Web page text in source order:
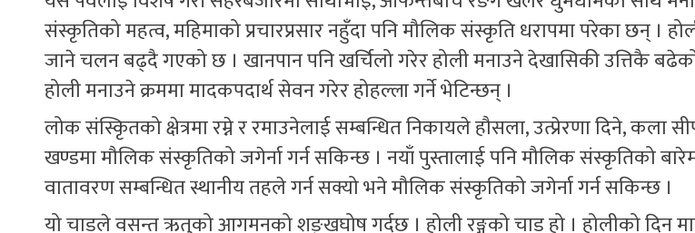
संस्कृतिको महत्व, महिमाको प्रचारप्रसार नहुँदा पनि मौलिक संस्कृति धरापमा परेका छन् ।
जाने चलन बढ्दै गएको छ । खानपान पनि खर्चिलो गरेर होली मनाउने देखासिकी उत्तिकै
होली मनाउने क्रममा मादकपदार्थ सेवन गरेर होहल्ला गर्ने भेटिन्छन् ।
लोक संस्कृितको क्षेत्रमा रम्ने र रमाउनेलाई सम्बन्धित निकायले हौसला, उत्प्रेरणा दिने, कला
खण्डमा मौलिक संस्कृतिको जगेर्ना गर्न सकिन्छ । नयाँ पुस्तालाई पनि मौलिक संस्कृतिको
वातावरण सम्बन्धित स्थानीय तहले गर्न सक्यो भने मौलिक संस्कृतिको जगेर्ना गर्न सकिन्छ ।
यो चाडले वसन्त ऋतुको आगमनको शङ्खघोष गर्दछ । होली रङ्गको चाड हो । होलीको दिन